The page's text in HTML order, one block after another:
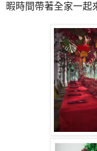
暇時間帶著全家一起